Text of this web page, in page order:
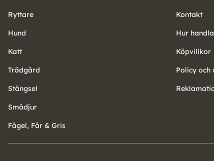
Ryttare
Hund
Katt
Trädgård
Stängsel
Smådjur
Fågel, Får & Gris
Kontakt
Hur
Köpvillkor
Policy och